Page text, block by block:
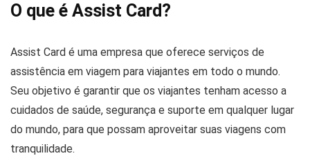
O que é Assist Card?
Assist Card é uma empresa que oferece serviços de
assistência em viagem para viajantes em todo o mundo.
Seu objetivo é garantir que os viajantes tenham acesso a
cuidados de saúde, segurança e suporte em qualquer lugar
do mundo, para que possam aproveitar suas viagens com
tranquilidade.